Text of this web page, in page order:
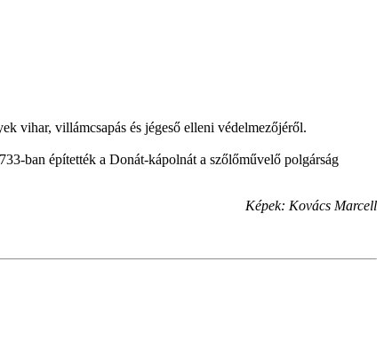
vihar, villámcsapás és jégeső elleni védelmezőjéről.
ban építették a Donát-kápolnát a szőlőművelő polgárság
Képek: Kovács Marcell